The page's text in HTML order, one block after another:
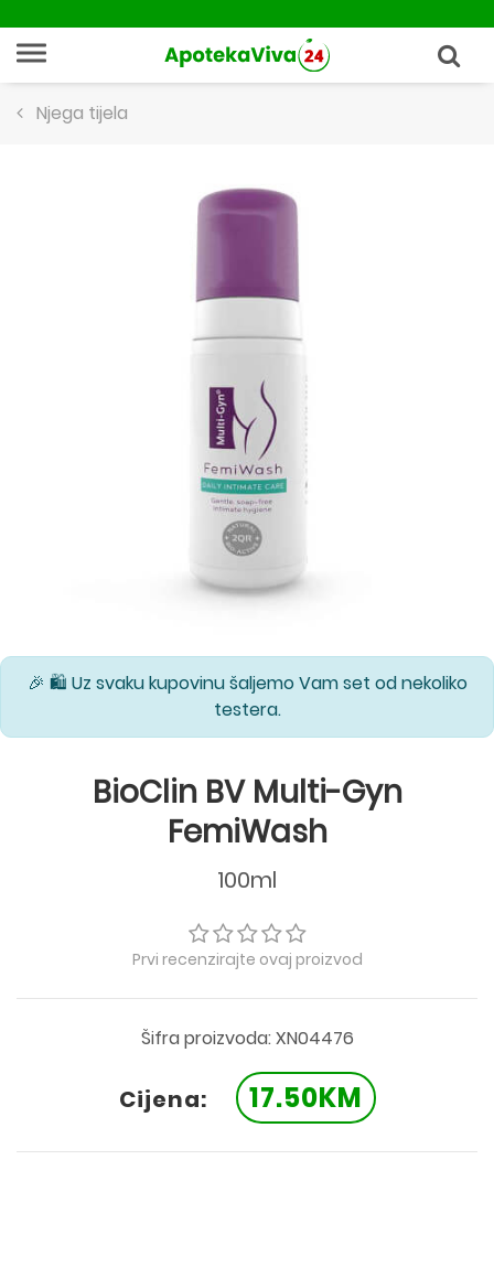
Njega tijela
🎉 🛍️ Uz svaku kupovinu šaljemo Vam set od nekoliko
testera.
BioClin BV Multi-Gyn
FemiWash
100ml
Prvi recenzirajte ovaj proizvod
Šifra proizvoda: XN04476
Cijena: 17.50KM